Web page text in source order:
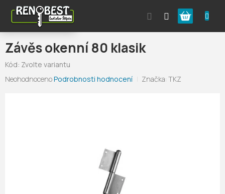
obsah
Nákupní
košík
Závěs okenní 80 klasik
Kód: Zvolte variantu
Průměrné
NeohodnocenoPodrobnosti hodnocení Značka:TKZ